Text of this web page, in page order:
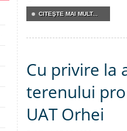
CITEŞTE MAI MULT...
Cu privire la
terenului
UAT Orhei